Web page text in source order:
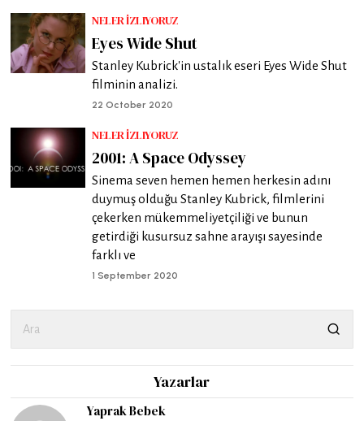
NELER İZLIYORUZ
Eyes Wide Shut
Stanley Kubrick'in ustalık eseri Eyes Wide Shut
filminin analizi.
22 October 2020
NELER İZLIYORUZ
2001: A Space Odyssey
Sinema seven hemen hemen herkesin adını
duymuş olduğu Stanley Kubrick, filmlerini
çekerken mükemmeliyetçiliği ve bunun
getirdiği kusursuz sahne arayışı sayesinde
farklı ve
1 September 2020
Yazarlar
Yaprak Bebek